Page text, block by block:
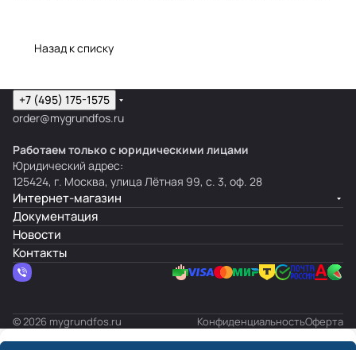
Назад к списку
+7 (495) 175-1575
order@mygrundfos.ru
Работаем только с юридическими лицами
Юридический адрес:
125424, г. Москва, улица Лётная 99, с. 3, оф. 28
Интернет-магазин
Документация
Новости
Контакты
© 2026 mygrundfos.ru КонфиденциальностьОферта